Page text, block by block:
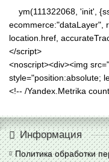
ym(111322068, 'init',
ecommerce:"dataLayer",
location.href,
</script>
<noscript><div><img
style="position:absolute;
<!-- /Yandex.Metrika
Информация
Политика обработки